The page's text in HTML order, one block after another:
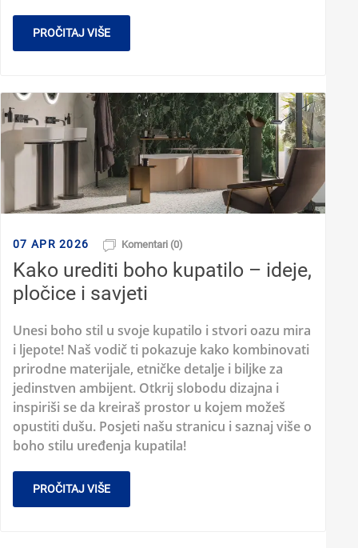
PROČITAJ VIŠE
07 APR 2026 Komentari (0)
Kako urediti boho kupatilo – ideje,
pločice i savjeti
Unesi boho stil u svoje kupatilo i stvori oazu mira
i ljepote! Naš vodič ti pokazuje kako kombinovati
prirodne materijale, etničke detalje i biljke za
jedinstven ambijent. Otkrij slobodu dizajna i
inspiriši se da kreiraš prostor u kojem možeš
opustiti dušu. Posjeti našu stranicu i saznaj više o
boho stilu uređenja kupatila!
PROČITAJ VIŠE